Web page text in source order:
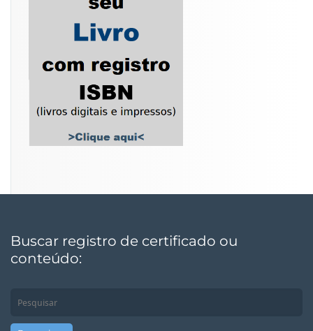
Buscar registro de certificado ou
conteúdo: